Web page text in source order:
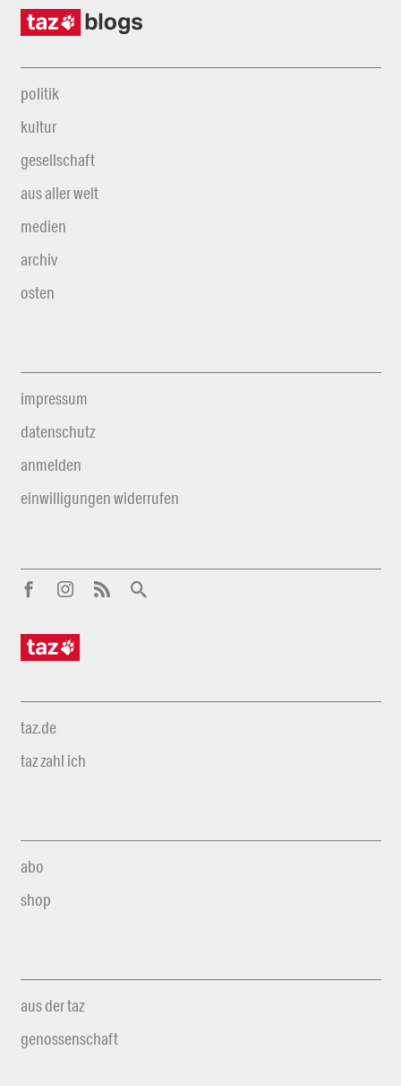
politik
kultur
gesellschaft
aus aller welt
medien
archiv
osten
impressum
datenschutz
anmelden
einwilligungen widerrufen
taz.de
taz zahl ich
abo
shop
aus der taz
genossenschaft